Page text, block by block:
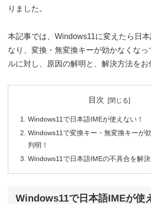
りました。
本記事では、Windows11に変えたら日本
なり、変換・無変換キーが効かなくな
ルに対し、原因の解明と、解決方法をお
目次
Windows11で日本語IMEが使えない！
Windows11で変換キー・無変換キーが
判明！
Windows11で日本語IMEの不具合を解
Windows11で日本語IMEが使